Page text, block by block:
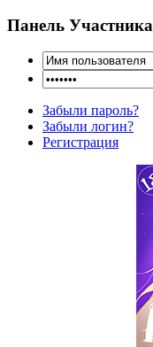
Панель Участника
Забыли пароль?
Забыли логин?
Регистрация